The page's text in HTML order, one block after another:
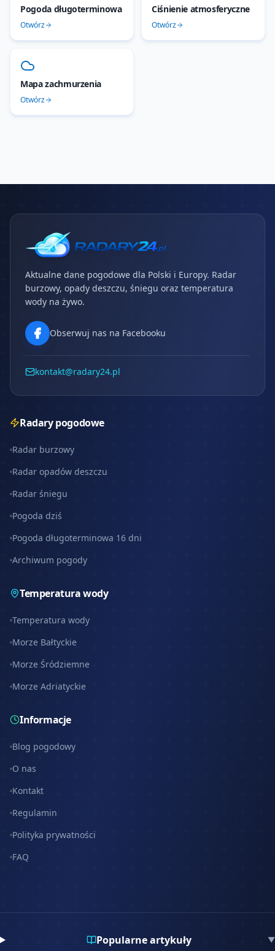
Pogoda długoterminowa
Otwórz
Ciśnienie atmosferyczne
Otwórz
Mapa zachmurzenia
Otwórz
Aktualne dane pogodowe dla Polski i Europy. Radar
burzowy, opady deszczu, śniegu oraz temperatura
wody na żywo.
Obserwuj nas na Facebooku
kontakt@radary24.pl
Radary pogodowe
Radar burzowy
Radar opadów deszczu
Radar śniegu
Pogoda dziś
Pogoda długoterminowa 16 dni
Archiwum pogody
Temperatura wody
Temperatura wody
Morze Bałtyckie
Morze Śródziemne
Morze Adriatyckie
Informacje
Blog pogodowy
O nas
Kontakt
Regulamin
Polityka prywatności
FAQ
Popularne artykuły ▼